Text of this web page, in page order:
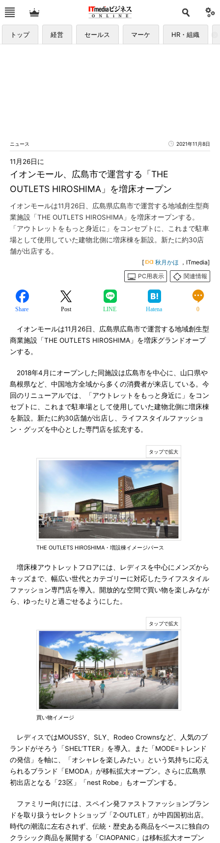
トップ 経営 セールス マーケ HR・組織
ニュース 2021年11月8日
イオンモール、広島市で運営する「THE
OUTLETS HIROSHIMA」を増床オープン
11月26日に
イオンモールは11月26日、広島県広島市で運営する地域創生型商
業施設「THE OUTLETS HIROSHIMA」を増床オープンする。
「アウトレットをもっと身近に」をコンセプトに、これまで駐車
場として使用していた建物北側に増床棟を新設。新たに約30店
舗が出店する。
[ 秋月かほ ，ITmedia]
PC用表示
関連情報
Share Post LINE Hatena 0
イオンモールは11月26日、広島県広島市で運営する地域創生型
商業施設「THE OUTLETS HIROSHIMA」を増床グランドオープ
ンする。
2018年4月にオープンした同施設は広島市を中心に、山口県や
島根県など、中国地方全域から多くの消費者が来店している。今
回のリニューアルでは、「アウトレットをもっと身近に」をコン
セプトに、これまで駐車場として使用していた建物北側に増床棟
を新設。新たに約30店舗が出店し、ライフスタイルファッショ
ン・グッズを中心とした専門店を拡充する。
THE OUTLETS HIROSHIMA・増設棟イメージパース
増床棟アウトレットフロアには、レディスを中心にメンズから
キッズまで、幅広い世代とカテゴリーに対応したライフスタイル
ファッション専門店を導入。開放的な空間で買い物を楽しみなが
ら、ゆったりと過ごせるようにした。
買い物イメージ
レディスではMOUSSY、SLY、Rodeo Crownsなど、人気のブ
ランドがそろう「SHEL’TTER」を導入。また「MODE=トレンド
の発信」を軸に、「オシャレを楽しみたい」という気持ちに応え
られるブランド「EMODA」が移転拡大オープン。さらに広島県
初出店となる「23区」「nest Robe」もオープンする。
ファミリー向けには、スペイン発ファストファッションブラン
ドを取り扱うセレクトショップ「Z-OUTLET」が中四国初出店。
時代の潮流に左右されず、伝統・歴史ある商品をベースに独自の
クラシック商品を展開する「CIAOPANIC」は移転拡大オープン